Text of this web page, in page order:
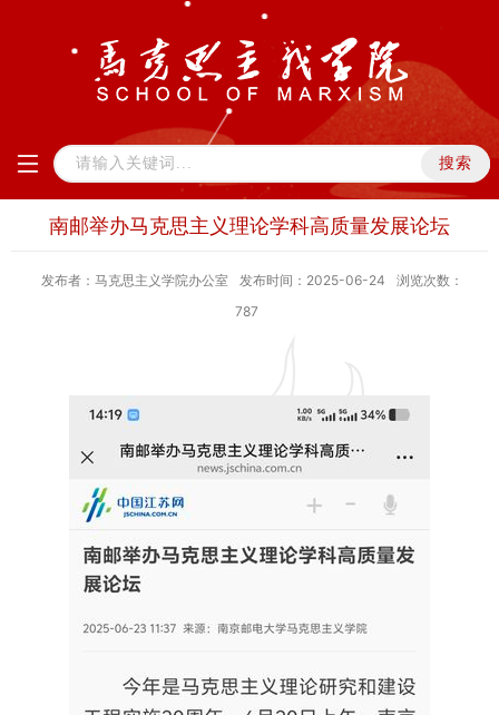
南邮举办马克思主义理论学科高质量发展论坛
发布者：马克思主义学院办公室 发布时间：2025-06-24
浏览次数：
787